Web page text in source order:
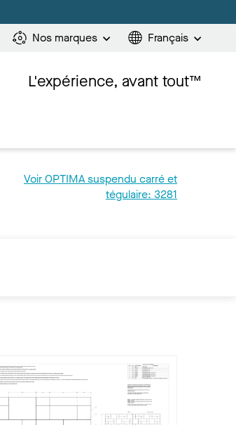
Nos marques Français
L'expérience, avant tout™
Voir OPTIMA suspendu carré et
tégulaire: 3281